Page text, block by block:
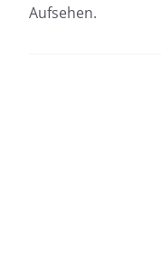
Aufsehen.